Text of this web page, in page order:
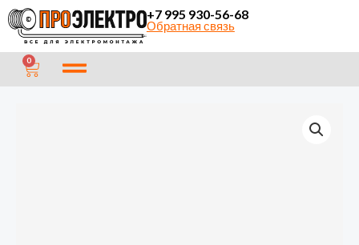
Перейти
содержимому
+7 995 930-56-68
Обратная связь
0 CART